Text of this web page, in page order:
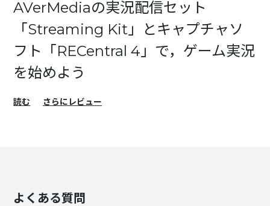
AVerMediaの実況配信セット
「Streaming Kit」とキャプチャソ
フト「RECentral 4」で，ゲーム実況
を始めよう
読む さらにレビュー
よくある質問